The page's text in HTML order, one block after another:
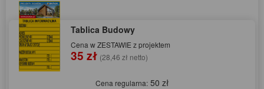
Tablica Budowy
Cena w ZESTAWIE z projektem
35 zł (28,46 zł netto)
Cena regularna: 50 zł